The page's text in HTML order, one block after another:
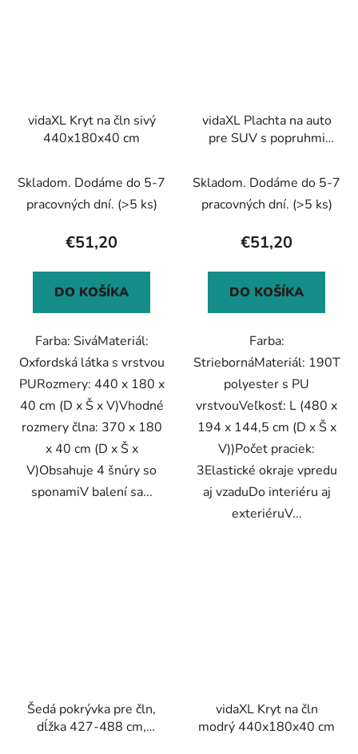
vidaXL Kryt na čln sivý
440x180x40 cm
Skladom. Dodáme do 5-7
pracovných dní. (>5 ks)
€51,20
DO KOŠÍKA
Farba: SiváMateriál:
Oxfordská látka s vrstvou
PURozmery: 440 x 180 x
40 cm (D x Š x V)Vhodné
rozmery člna: 370 x 180
x 40 cm (D x Š x
V)Obsahuje 4 šnúry so
sponamiV balení sa...
vidaXL Plachta na auto
pre SUV s popruhmi
Skladom. Dodáme do 5-7
pracovných dní. (>5 ks)
€51,20
DO KOŠÍKA
Farba:
StriebornáMateriál: 190T
polyester s PU
vrstvouVeľkosť: L (480 x
194 x 144,5 cm (D x Š x
V))Počet praciek:
3Elastické okraje vpredu
aj vzaduDo interiéru aj
exteriéruV...
Šedá pokrývka pre čln,
dĺžka 427-488 cm,
vidaXL Kryt na čln
modrý 440x180x40 cm